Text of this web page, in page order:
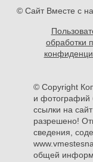
© Сайт Вместе с
обработки
© Copyright
и фотографий
ссылки на
разрешено!
сведения,
общей